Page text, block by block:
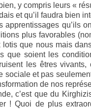
y compris leurs «
et qu’il faudra bien
qu’ils
plus favorables
que nous mais
que soient les
les êtres
sociale et pas
de nos
c’est que du
! Quoi de plus